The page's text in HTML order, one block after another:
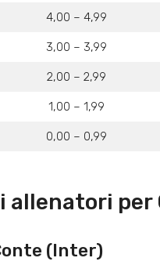
4,00 – 4,99
3,00 – 3,99
2,00 – 2,99
1,00 – 1,99
0,00 – 0,99
allenatori per
(Inter)